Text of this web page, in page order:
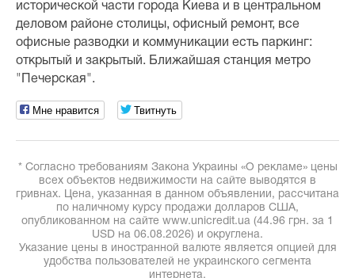
исторической части города Киева и в центральном
деловом районе столицы, офисный ремонт, все
офисные разводки и коммуникации есть паркинг:
открытый и закрытый. Ближайшая станция метро
"Печерская".
Мне нравится Твитнуть
* Согласно требованиям Закона Украины «О рекламе» цены
всех объектов недвижимости на сайте выводятся в
гривнах. Цена, указанная в данном объявлении, рассчитана
по наличному курсу продажи долларов США,
опубликованном на сайте www.unicredit.ua (44.96 грн. за 1
USD на 06.08.2026) и округлена.
Указание цены в иностранной валюте является опцией для
удобства пользователей не украинского сегмента
интернета.